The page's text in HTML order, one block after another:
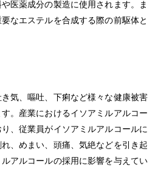
医薬成分の製造に使用されます。ま
なエステルを合成する際の前駆体と
気、嘔吐、下痢など様々な健康被害
。産業におけるイソアミルアルコー
、従業員がイソアミルアルコールに
、めまい、頭痛、気絶などを引き起
アルコールの採用に影響を与えてい